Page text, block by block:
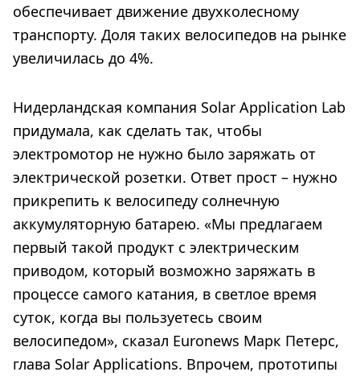
обеспечивает движение двухколесному
транспорту. Доля таких велосипедов на рынке
увеличилась до 4%.
Нидерландская компания Solar Application Lab
придумала, как сделать так, чтобы
электромотор не нужно было заряжать от
электрической розетки. Ответ прост – нужно
прикрепить к велосипеду солнечную
аккумуляторную батарею. «Мы предлагаем
первый такой продукт с электрическим
приводом, который возможно заряжать в
процессе самого катания, в светлое время
суток, когда вы пользуетесь своим
велосипедом», сказал Euronews Марк Петерс,
глава Solar Applications. Впрочем, прототипы